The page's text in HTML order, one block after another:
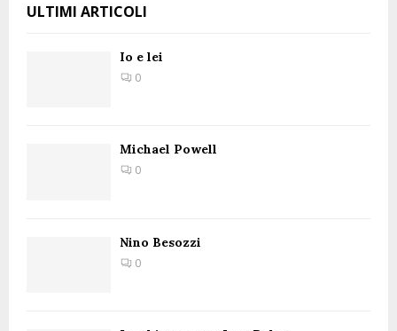
ULTIMI ARTICOLI
Io e lei
0
Michael Powell
0
Nino Besozzi
0